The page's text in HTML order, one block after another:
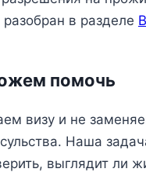
в разделе
помочь
визу и не
Наша
выглядит ли